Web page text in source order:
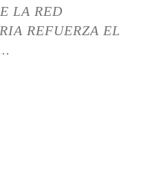
LA RED
REFUERZA EL